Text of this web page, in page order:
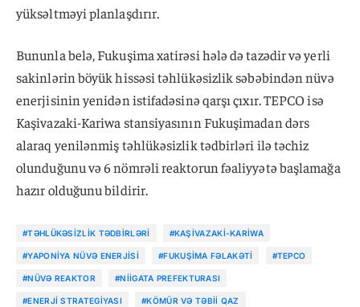
yüksəltməyi planlaşdırır.
Bununla belə, Fukuşima xatirəsi hələ də tazədir və yerli
sakinlərin böyük hissəsi təhlükəsizlik səbəbindən nüvə
enerjisinin yenidən istifadəsinə qarşı çıxır. TEPCO isə
Kaşivazaki-Kariwa stansiyasının Fukuşimadan dərs
alaraq yenilənmiş təhlükəsizlik tədbirləri ilə təchiz
olunduğunu və 6 nömrəli reaktorun fəaliyyətə başlamağa
hazır olduğunu bildirir.
#TƏHLÜKƏSIZLIK TƏDBIRLƏRI #KAŞIVAZAKI-KARIWA
#YAPONIYA NÜVƏ ENERJISI #FUKUŞIMA FƏLAKƏTI #TEPCO
#NÜVƏ REAKTOR #NIIGATA PREFEKTURASI
#ENERJI STRATEGIYASI #KÖMÜR VƏ TƏBII QAZ